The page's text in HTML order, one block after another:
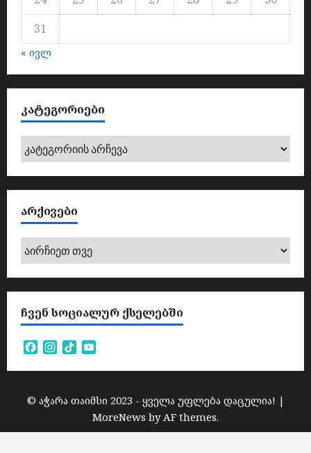
31
« ივლ
ᲙᲐᲢᲔᲒᲝᲠᲘᲔᲑᲘ
კატეგორიები
ᲐᲠᲥᲘᲕᲔᲑᲘ
არქივები
ᲩᲕᲔᲜ ᲡᲝᲪᲘᲐᲚᲣᲠ ᲥᲡᲔᲚᲔᲑᲨᲘ
Facebook
Instagram
TikTok
© აჭარა თაიმსი 2023 - ყველა უფლება დაცულია! |
MoreNews by AF themes.